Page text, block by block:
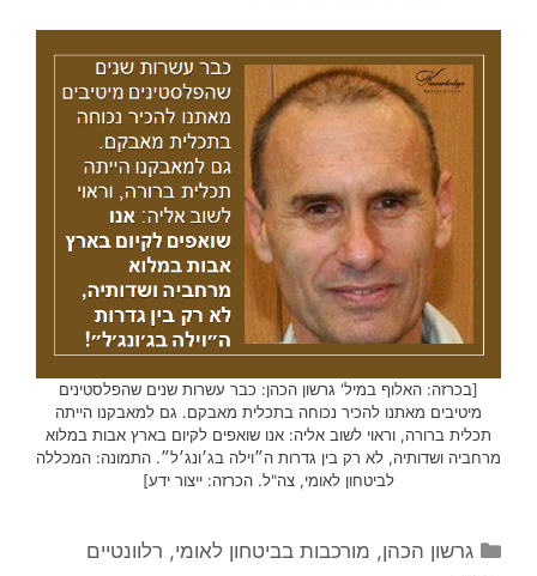
[בכרזה: האלוף במיל' גרשון הכהן: כבר עשרות שנים שהפלסטינים
מיטיבים מאתנו להכיר נכוחה בתכלית מאבקם. גם למאבקנו הייתה
תכלית ברורה, וראוי לשוב אליה: אנו שואפים לקיום בארץ אבות במלוא
מרחביה ושדותיה, לא רק בין גדרות ה״וילה בג׳ונג׳ל״. התמונה: המכללה
לביטחון לאומי, צה"ל. הכרזה: ייצור ידע]
קטגוריות
גרשון הכהן, מורכבות בביטחון לאומי, רלוונטיים